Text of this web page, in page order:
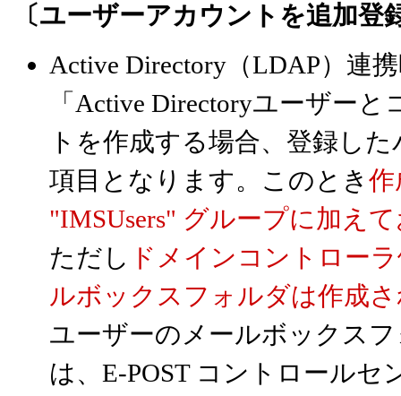
〔ユーザーアカウントを追加
Active Directory（LDAP）連
「Active Directoryユーザー
トを作成する場合、登録し
項目となります。このとき 作
"IMSUsers" グループに加え
ただし ドメインコントロー
ルボックスフォルダは作成
ユーザーのメールボックス
は、E-POST コントロール